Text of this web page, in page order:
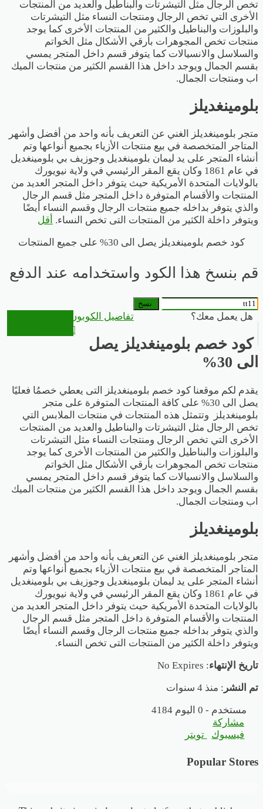
تخص الرجال مثل التيشرتات والبناطيل والعديد من المنتجات
الأخرى التي تخص الرجال ومنتجات النساء مثل التيشرتات
والبلوزات والبناطيل والكثير من المنتجات الأخرى كما يوجد
منتجات تخص المجوهرات بأرقي الأشكال مثل الخواتم
والسلاسل والانسيالات كما يتوفر قسم داخل المتجر يمسي
بقسم الجمال ويوجد داخل هذا القسم الكثير من منتجات الميك
اب ومنتجات الجمال.
بلومينغديلز
متجر بلومينغديلز الغني عن التعريف بأنه واحد من أفضل وأشهر
المتاجر المتخصصة في بيع منتجات الأزياء بجميع أنواعها وتم
أنشاء المتجر على يد ليمان بلومينغديل وجوزيف بي بلومينغديل
في عام 1861 وكان يقع المقر الرئيسي في ولاية نيويورك
بالولايات المتحدة الأمريكية حيث يتوفر داخل المتجر العديد من
المنتجات والأقسام المتوفرة داخل المتجر مثل قسم الرجال
والذي يتوفر بداخله جميع منتجات الرجال وقسم النساء أيضًا
ويتوفر داخلة الكثير من المنتجات التى تخص النساء. أقل
كود خصم بلومينغديلز يصل الى 30% على جميع المنتجات
قم بنسخ هذا الكود واستخدامه عند الدفع
نسخ
هل يعمل معك؟ تفاصيل الكوبون
كود خصم بلومينغديلز يصل
الى 30%
يقدم لكم موقعنا كود خصم بلومينغديلز التى يعطي خصمُا فعليًا
يصل الى 30% على كافة المنتجات المتوفرة على متجر
بلومينغديلز وتتمثل هذه المنتجات في منتجات الملابس التي
تخص الرجال مثل التيشرتات والبناطيل والعديد من المنتجات
الأخرى التي تخص الرجال ومنتجات النساء مثل التيشرتات
والبلوزات والبناطيل والكثير من المنتجات الأخرى كما يوجد
منتجات تخص المجوهرات بأرقي الأشكال مثل الخواتم
والسلاسل والانسيالات كما يتوفر قسم داخل المتجر يمسي
بقسم الجمال ويوجد داخل هذا القسم الكثير من منتجات الميك
اب ومنتجات الجمال.
بلومينغديلز
متجر بلومينغديلز الغني عن التعريف بأنه واحد من أفضل وأشهر
المتاجر المتخصصة في بيع منتجات الأزياء بجميع أنواعها وتم
أنشاء المتجر على يد ليمان بلومينغديل وجوزيف بي بلومينغديل
في عام 1861 وكان يقع المقر الرئيسي في ولاية نيويورك
بالولايات المتحدة الأمريكية حيث يتوفر داخل المتجر العديد من
المنتجات والأقسام المتوفرة داخل المتجر مثل قسم الرجال
والذي يتوفر بداخله جميع منتجات الرجال وقسم النساء أيضًا
ويتوفر داخلة الكثير من المنتجات التى تخص النساء.
تاريخ الإنتهاء: No Expires
تم النشر : منذ 4 سنوات
4184 مستخدم - 0 اليوم
مشاركة
فيسبوك
تويتر
Popular Stores